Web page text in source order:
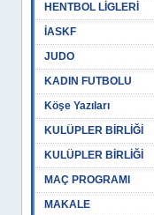
HENTBOL LİGLERİ
İASKF
JUDO
KADIN FUTBOLU
Köşe Yazıları
KULÜPLER BİRLİĞİ
KULÜPLER BİRLİĞİ
MAÇ PROGRAMI
MAKALE